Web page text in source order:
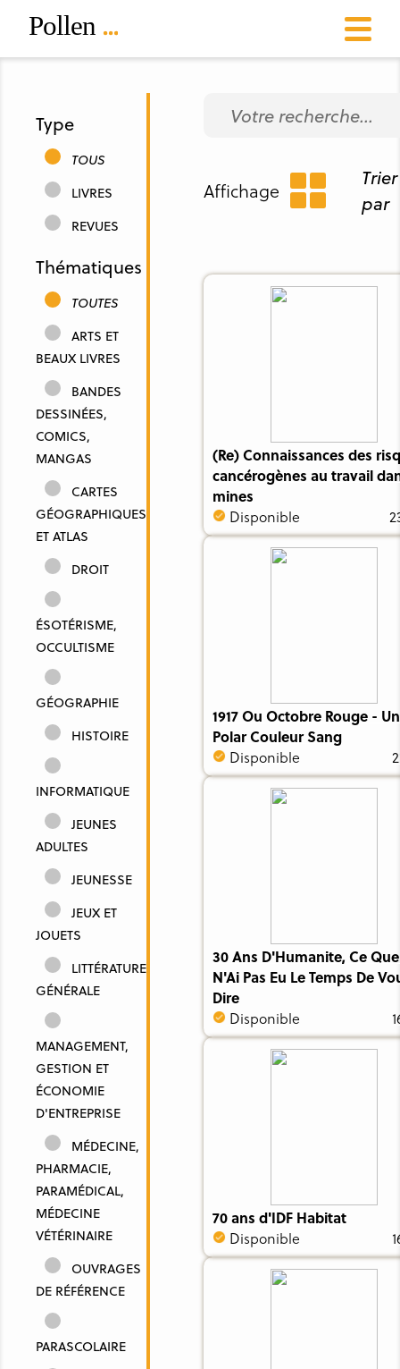
Type
TOUS
LIVRES
REVUES
Thématiques
TOUTES
ARTS ET
BEAUX LIVRES
BANDES
DESSINÉES,
COMICS,
MANGAS
CARTES
GÉOGRAPHIQUES
ET ATLAS
DROIT
ÉSOTÉRISME,
OCCULTISME
GÉOGRAPHIE
HISTOIRE
INFORMATIQUE
JEUNES
ADULTES
JEUNESSE
JEUX ET
JOUETS
LITTÉRATURE
GÉNÉRALE
MANAGEMENT,
GESTION ET
ÉCONOMIE
D'ENTREPRISE
MÉDECINE,
PHARMACIE,
PARAMÉDICAL,
MÉDECINE
VÉTÉRINAIRE
OUVRAGES
DE RÉFÉRENCE
PARASCOLAIRE
Affichage
Trier
par
(Re) Connaissances des
cancérogènes au travail
mines
Disponible
1917 Ou Octobre Rouge - Un
Polar Couleur Sang
Disponible
30 Ans D'Humanite, Ce Que
N'Ai Pas Eu Le Temps De
Dire
Disponible
70 ans d'IDF Habitat
Disponible